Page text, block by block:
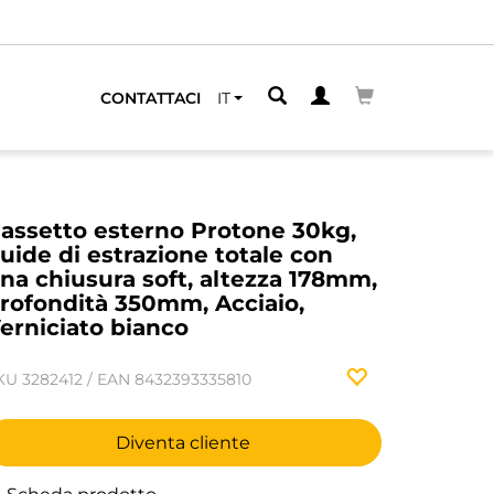
CONTATTACI IT
esterno Protone 30kg,
di estrazione totale con
chiusura soft, altezza 178mm,
350mm, Acciaio,
bianco
3282412 / EAN 8432393335810
Diventa cliente